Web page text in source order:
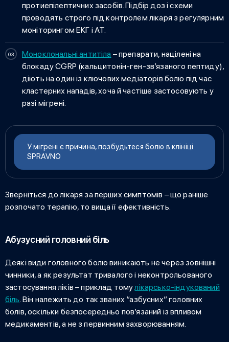
протиепілептичних засобів. Підбір доз і схеми
проводять строго під контролем лікаря з регулярним
моніторингом ЕКГ і АТ.
Моноклональні антитіла – препарати, націлені на
блокаду CGRP (кальцитонін-ген-зв’язаного пептиду),
діють на один із ключових медіаторів болю під час
кластерних нападів, хоча й частіше застосовують у
разі мігрені.
У мігрені є причина, позбудьтеся болю в клініці
SPRAVNO
Зверніться до лікаря за перших симптомів – що раніше
розпочато терапію, то вища її ефективність.
Абузусний головний біль
Деяківиди головного болю виникають не через зовнішні
чинники, а як результат тривалого і неконтрольованого
застосування ліків – приклад томулікарсько-індукований
біль. Він належить до так званих “азбусних” головних
болів, оскільки безпосередньо пов’язаний із впливом
медикаментів, а не з первинним захворюванням.